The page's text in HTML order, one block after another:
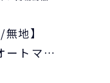
地】
ートマテ